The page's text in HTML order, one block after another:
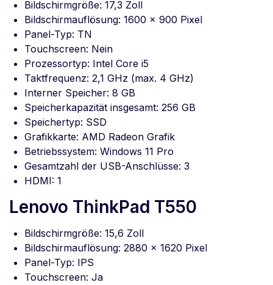
Bildschirmgröße: 17,3 Zoll
Bildschirmauflösung: 1600 x 900 Pixel
Panel-Typ: TN
Touchscreen: Nein
Prozessortyp: Intel Core i5
Taktfrequenz: 2,1 GHz (max. 4 GHz)
Interner Speicher: 8 GB
Speicherkapazität insgesamt: 256 GB
Speichertyp: SSD
Grafikkarte: AMD Radeon Grafik
Betriebssystem: Windows 11 Pro
Gesamtzahl der USB-Anschlüsse: 3
HDMI: 1
Lenovo ThinkPad T550
Bildschirmgröße: 15,6 Zoll
Bildschirmauflösung: 2880 x 1620 Pixel
Panel-Typ: IPS
Touchscreen: Ja